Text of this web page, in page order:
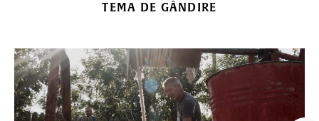
TEMA DE GÂNDIRE